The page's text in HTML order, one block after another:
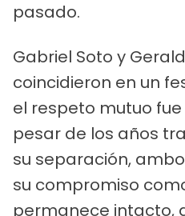
pasado.
Gabriel Soto y
coincidieron en un
el respeto mutuo
pesar de los años
su separación,
su compromiso
permanece intacto,